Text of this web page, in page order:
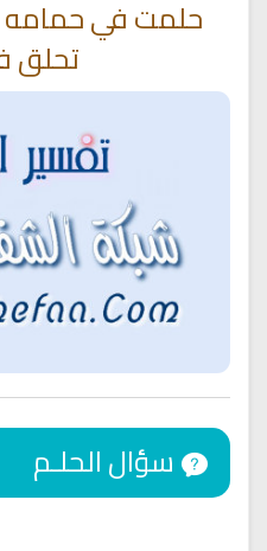
حلمت في حمامه
تحلق